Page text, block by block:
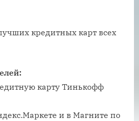
карту Тинькофф
и в Магните по